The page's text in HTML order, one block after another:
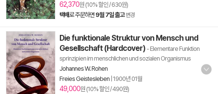
62,370원 (10% 할인 / 630원)
택배로 주문하면 9월 7일 출고 변경
Die funktionale Struktur von Mensch und
Gesellschaft (Hardcover) - Elementare Funktion
sprinzipien im menschlichen und sozialen Organismus
Johannes W. Rohen
Freies Geistesleben 1900년 01월
49,000원 (10% 할인 / 490원)